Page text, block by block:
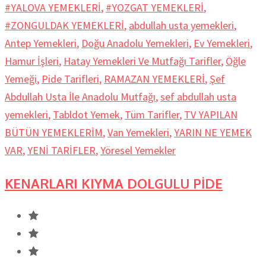
#YALOVA YEMEKLERİ, #YOZGAT YEMEKLERİ,
#ZONGULDAK YEMEKLERİ, abdullah usta yemekleri,
Antep Yemekleri, Doğu Anadolu Yemekleri, Ev Yemekleri,
Hamur İşleri, Hatay Yemekleri Ve Mutfağı Tarifler, Öğle
Yemeği, Pide Tarifleri, RAMAZAN YEMEKLERİ, Şef
Abdullah Usta İle Anadolu Mutfağı,sef abdullah usta
yemekleri, Tabldot Yemek, Tüm Tarifler, TV YAPILAN
BÜTÜN YEMEKLERİM,Van Yemekleri,YARIN NE YEMEK
VAR,YENİ TARİFLER,Yöresel Yemekler
KENARLARI KIYMA DOLGULU PİDE